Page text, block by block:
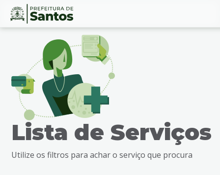
Ir
busca
Conteúdo
Lista de Serviços
Utilize os filtros para achar o serviço que procura